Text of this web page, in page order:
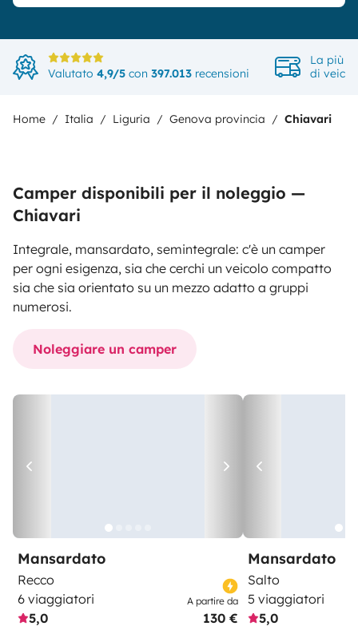
Valutato 4,9/5 con 397.013 recensioni
La più
di
Home Italia Liguria Genova provincia Chiavari
Camper disponibili per il noleggio —
Chiavari
Integrale, mansardato, semintegrale: c'è un camper
per ogni esigenza, sia che cerchi un veicolo compatto
sia che sia orientato su un mezzo adatto a gruppi
numerosi.
Noleggiare un camper
Mansardato
Recco
6 viaggiatori
5,0
A partire da
130 €
Mansardato
Salto
5 viaggiatori
5,0